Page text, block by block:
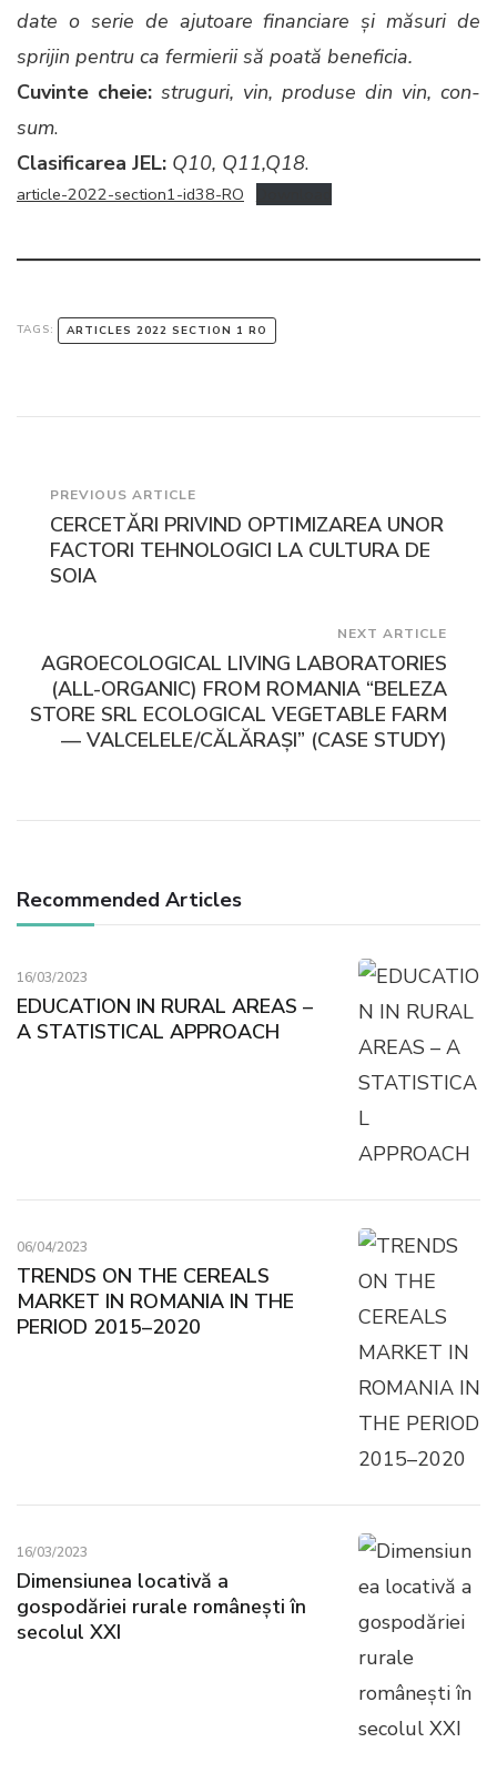
date o serie de aju­toare finan­cia­re și măsuri de
spri­jin pen­tru ca fer­mierii să poată ben­e­fi­cia.
Cuvinte cheie: struguri, vin, pro­duse din vin, con­
sum.
Clasi­fi­carea JEL: Q10, Q11,Q18.
arti­cle-2022-sec­tion1-id38-RO
TAGS: ARTICLES 2022 SECTION 1 RO
Post
Navigation
PREVIOUS ARTICLE
CERCETĂRI PRIVIND OPTIMIZAREA UNOR
FACTORI TEHNOLOGICI LA CULTURA DE
SOIA
NEXT ARTICLE
AGROECOLOGICAL LIVING LABORATORIES
(ALL-ORGANIC) FROM ROMANIA “BELEZA
STORE SRL ECOLOGICAL VEGETABLE FARM
— VALCELELE/CĂLĂRAȘI” (CASE STUDY)
Recommended Articles
16/03/2023
EDUCATION IN RURAL AREAS –
A STATISTICAL APPROACH
06/04/2023
TRENDS ON THE CEREALS
MARKET IN ROMANIA IN THE
PERIOD 2015–2020
16/03/2023
Dimensiunea locativă a
gospodăriei rurale românești în
secolul XXI